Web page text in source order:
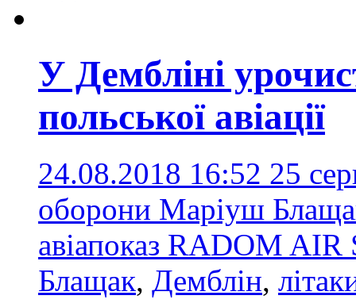
У Дембліні
польської авіації
24.08.2018 16:52 25
оборони Маріуш
авіапоказ RADOM
Блащак, Демблін,